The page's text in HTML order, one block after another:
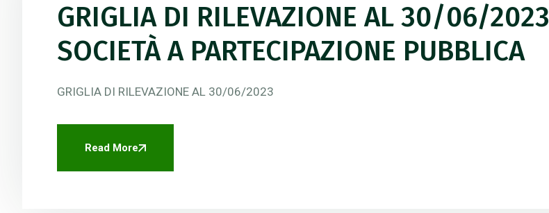
GRIGLIA DI RILEVAZIONE AL 30/06/2023
SOCIETÀ A PARTECIPAZIONE PUBBLICA
GRIGLIA DI RILEVAZIONE AL 30/06/2023
Read More